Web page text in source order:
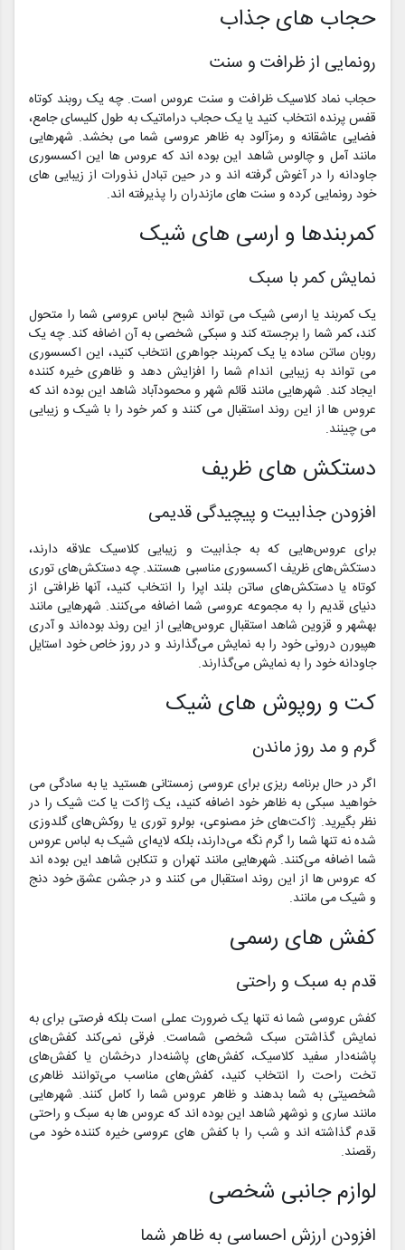
حجاب های جذاب
رونمایی از ظرافت و سنت
حجاب نماد کلاسیک ظرافت و سنت عروس است. چه یک روبند کوتاه
قفس پرنده انتخاب کنید یا یک حجاب دراماتیک به طول کلیسای جامع،
فضایی عاشقانه و رمزآلود به ظاهر عروسی شما می بخشد. شهرهایی
مانند آمل و چالوس شاهد این بوده اند که عروس ها این اکسسوری
جاودانه را در آغوش گرفته اند و در حین تبادل نذورات از زیبایی های
خود رونمایی کرده و سنت های مازندران را پذیرفته اند.
کمربندها و ارسی های شیک
نمایش کمر با سبک
یک کمربند یا ارسی شیک می تواند شبح لباس عروسی شما را متحول
کند، کمر شما را برجسته کند و سبکی شخصی به آن اضافه کند. چه یک
روبان ساتن ساده یا یک کمربند جواهری انتخاب کنید، این اکسسوری
می تواند به زیبایی اندام شما را افزایش دهد و ظاهری خیره کننده
ایجاد کند. شهرهایی مانند قائم شهر و محمودآباد شاهد این بوده اند که
عروس ها از این روند استقبال می کنند و کمر خود را با شیک و زیبایی
می چینند.
دستکش های ظریف
افزودن جذابیت و پیچیدگی قدیمی
برای عروس‌هایی که به جذابیت و زیبایی کلاسیک علاقه دارند،
دستکش‌های ظریف اکسسوری مناسبی هستند. چه دستکش‌های توری
کوتاه یا دستکش‌های ساتن بلند اپرا را انتخاب کنید، آنها ظرافتی از
دنیای قدیم را به مجموعه عروسی شما اضافه می‌کنند. شهرهایی مانند
بهشهر و قزوین شاهد استقبال عروس‌هایی از این روند بوده‌اند و آدری
هپبورن درونی خود را به نمایش می‌گذارند و در روز خاص خود استایل
جاودانه خود را به نمایش می‌گذارند.
کت و روپوش های شیک
گرم و مد روز ماندن
اگر در حال برنامه ریزی برای عروسی زمستانی هستید یا به سادگی می
خواهید سبکی به ظاهر خود اضافه کنید، یک ژاکت یا کت شیک را در
نظر بگیرید. ژاکت‌های خز مصنوعی، بولرو توری یا روکش‌های گلدوزی
شده نه تنها شما را گرم نگه می‌دارند، بلکه لایه‌ای شیک به لباس عروس
شما اضافه می‌کنند. شهرهایی مانند تهران و تنکابن شاهد این بوده اند
که عروس ها از این روند استقبال می کنند و در جشن عشق خود دنج
و شیک می مانند.
کفش های رسمی
قدم به سبک و راحتی
کفش عروسی شما نه تنها یک ضرورت عملی است بلکه فرصتی برای به
نمایش گذاشتن سبک شخصی شماست. فرقی نمی‌کند کفش‌های
پاشنه‌دار سفید کلاسیک، کفش‌های پاشنه‌دار درخشان یا کفش‌های
تخت راحت را انتخاب کنید، کفش‌های مناسب می‌توانند ظاهری
شخصیتی به شما بدهند و ظاهر عروس شما را کامل کنند. شهرهایی
مانند ساری و نوشهر شاهد این بوده اند که عروس ها به سبک و راحتی
قدم گذاشته اند و شب را با کفش های عروسی خیره کننده خود می
رقصند.
لوازم جانبی شخصی
افزودن ارزش احساسی به ظاهر شما